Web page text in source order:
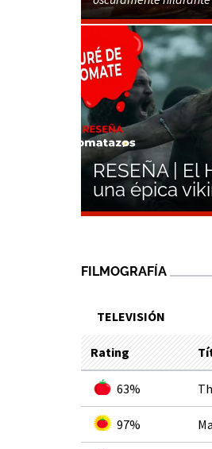
RESEÑA |
una épica
FILMOGRAFÍA
TELEVISIÓN
Rating
63%
97%